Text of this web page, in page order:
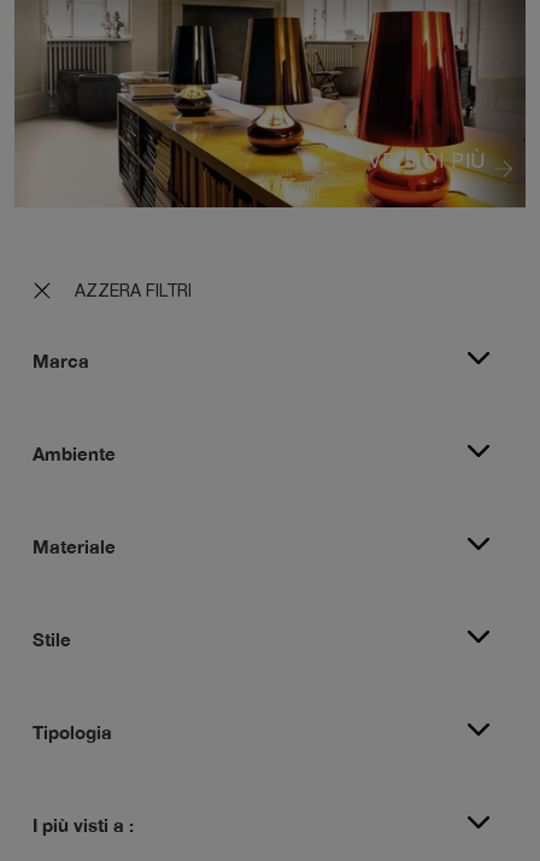
AZZERA FILTRI
Marca
Ambiente
Materiale
Stile
Tipologia
I più visti a :
VEDI DI PIÙ